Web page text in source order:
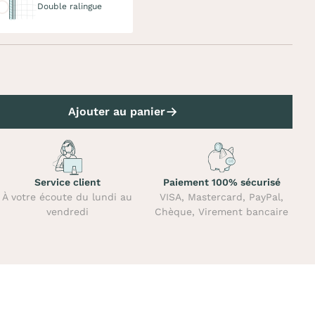
Double ralingue
Ajouter au panier
Service client
À votre écoute du lundi au
vendredi
Paiement 100% sécurisé
VISA, Mastercard, PayPal,
Chèque, Virement bancaire